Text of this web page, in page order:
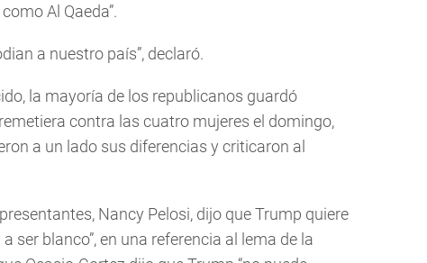
Al Qaeda”.
a nuestro país”, declaró.
la mayoría de los republicanos guardó
contra las cuatro mujeres el domingo,
a un lado sus diferencias y criticaron al
Nancy Pelosi, dijo que Trump quiere
ser blanco”, en una referencia al lema de la